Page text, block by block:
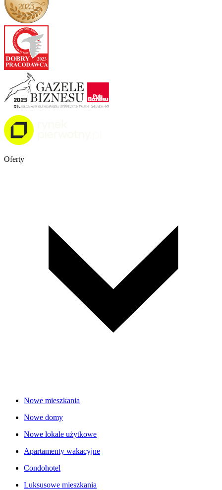
Oferty
Nowe mieszkania
Nowe domy
Nowe lokale użytkowe
Apartamenty wakacyjne
Condohotel
Luksusowe mieszkania